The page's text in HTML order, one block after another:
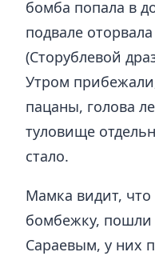
бомба попала в
подвале
(Сторублевой
Утром
пацаны, голова
туловище
стало.
Мамка видит,
бомбежку, пошли
Сараевым, у них